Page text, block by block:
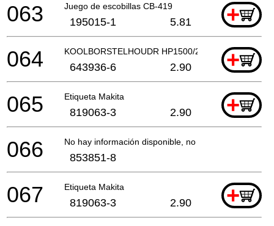
Juego de escobillas CB-419 +
063 195015-1 5.81
KOOLBORSTELHOUDR HP1500/2040 A +
064 643936-6 2.90
Etiqueta Makita +
065 819063-3 2.90
No hay información disponible, no se puede pedir
066 853851-8
Etiqueta Makita +
067 819063-3 2.90